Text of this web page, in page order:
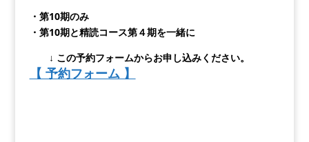
・第10期のみ
・第10期と精読コース第４期を一緒に
↓ この予約フォームからお申し込みください。
【 予約フォーム 】